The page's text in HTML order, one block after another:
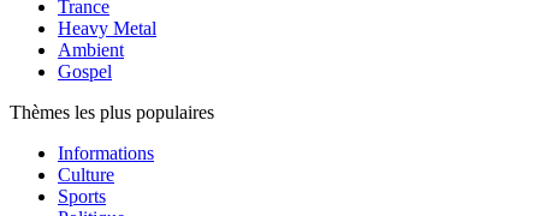
Trance
Heavy Metal
Ambient
Gospel
Thèmes les plus populaires
Informations
Culture
Sports